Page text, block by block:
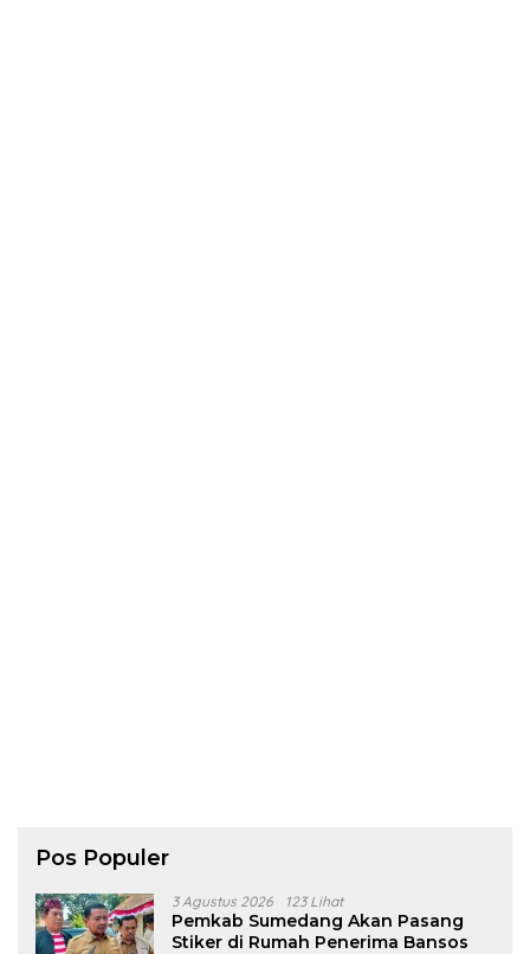
Pos Populer
3 Agustus 2026 123 Lihat
Pemkab Sumedang Akan Pasang
Stiker di Rumah Penerima Bansos